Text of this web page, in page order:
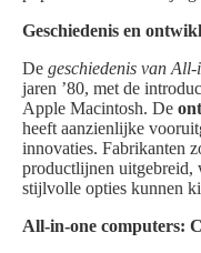
Geschiedenis en
De geschiedenis van
jaren ’80, met de
Apple Macintosh. De
heeft aanzienlijke
innovaties. Fabrikanten
productlijnen uitgebreid,
stijlvolle opties kunnen
All-in-one computers: